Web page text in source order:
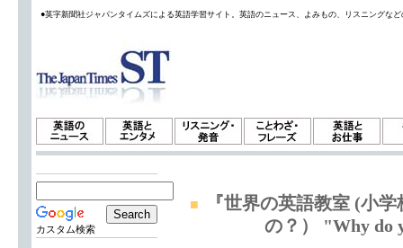
●英字新聞社ジャパンタイムズによる英語学習サイト。英語のニュース、よみもの、リスニングな
カスタム検索
■
『世界の英語教室 (小
の？） "Why do